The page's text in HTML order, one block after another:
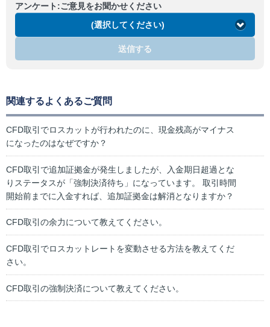
アンケート:ご意見をお聞かせください
(選択してください)
送信する
関連するよくあるご質問
CFD取引でロスカットが行われたのに、現金残高がマイナス
になったのはなぜですか？
CFD取引で追加証拠金が発生しましたが、入金期日超過とな
りステータスが「強制決済待ち」になっています。 取引時間
開始前までに入金すれば、追加証拠金は解消となりますか？
CFD取引の余力について教えてください。
CFD取引でロスカットレートを変動させる方法を教えてくだ
さい。
CFD取引の強制決済について教えてください。